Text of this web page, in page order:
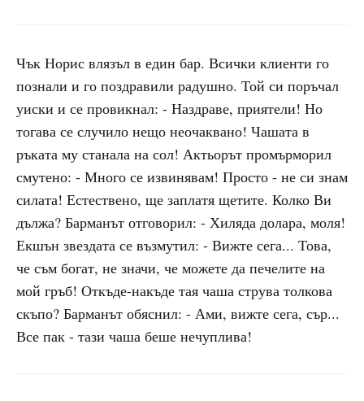
Чък Норис влязъл в един бар. Всички клиенти го
познали и го поздравили радушно. Той си поръчал
уиски и се провикнал: - Наздраве, приятели! Но
тогава се случило нещо неочаквано! Чашата в
ръката му станала на сол! Актьорът промърморил
смутено: - Много се извинявам! Просто - не си знам
силата! Естествено, ще заплатя щетите. Колко Ви
дължа? Барманът отговорил: - Хиляда долара, моля!
Екшън звездата се възмутил: - Вижте сега... Това,
че съм богат, не значи, че можете да печелите на
мой гръб! Откъде-накъде тая чаша струва толкова
скъпо? Барманът обяснил: - Ами, вижте сега, сър...
Все пак - тази чаша беше нечуплива!